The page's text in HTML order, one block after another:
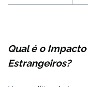
Qual é o
Estrangeiros?